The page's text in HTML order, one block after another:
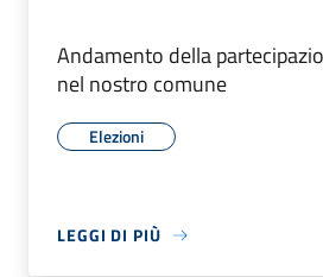
Andamento della
nel nostro comune
Elezioni
LEGGI DI PIÙ